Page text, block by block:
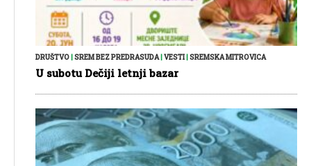
DRUŠTVO|SREM BEZ PREDRASUDA|VESTI|SREMSKA MITROVICA
U subotu Dečiji letnji bazar